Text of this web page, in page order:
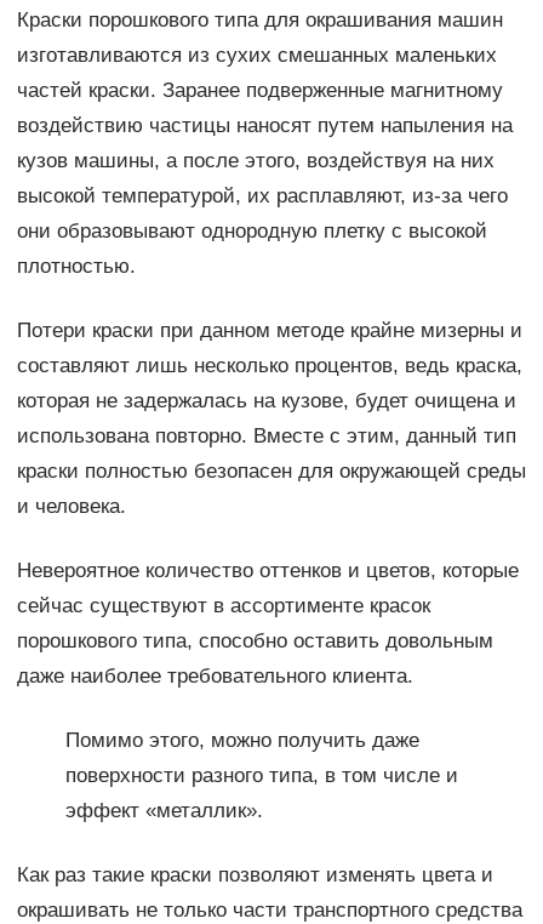
Краски порошкового типа для окрашивания машин
изготавливаются из сухих смешанных маленьких
частей краски. Заранее подверженные магнитному
воздействию частицы наносят путем напыления на
кузов машины, а после этого, воздействуя на них
высокой температурой, их расплавляют, из-за чего
они образовывают однородную плетку с высокой
плотностью.
Потери краски при данном методе крайне мизерны и
составляют лишь несколько процентов, ведь краска,
которая не задержалась на кузове, будет очищена и
использована повторно. Вместе с этим, данный тип
краски полностью безопасен для окружающей среды
и человека.
Невероятное количество оттенков и цветов, которые
сейчас существуют в ассортименте красок
порошкового типа, способно оставить довольным
даже наиболее требовательного клиента.
Помимо этого, можно получить даже
поверхности разного типа, в том числе и
эффект «металлик».
Как раз такие краски позволяют изменять цвета и
окрашивать не только части транспортного средства